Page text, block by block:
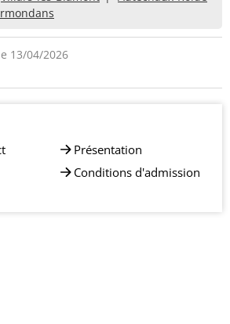
13/04/2026
Présentation
Conditions d'admission